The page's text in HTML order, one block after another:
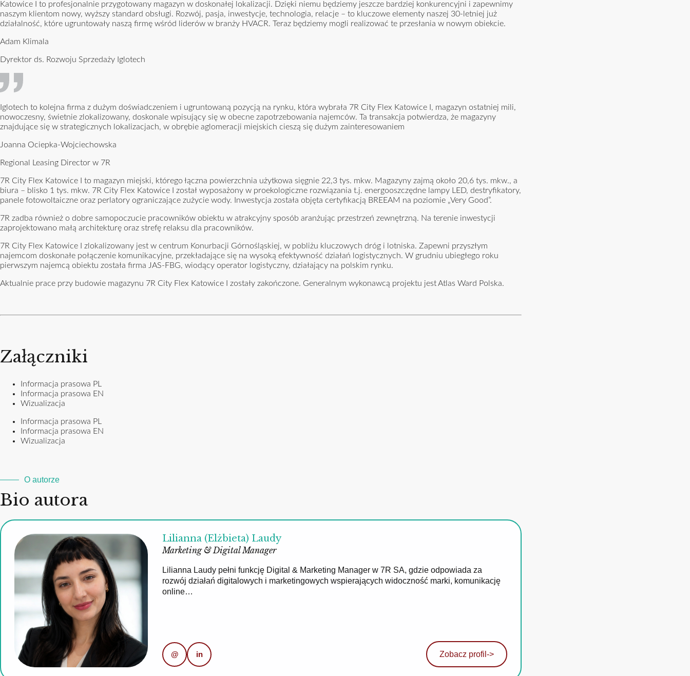
Katowice I to profesjonalnie przygotowany magazyn w doskonałej lokalizacji. Dzięki niemu będziemy jeszcze bardziej konkurencyjni i zapewnimy
naszym klientom nowy, wyższy standard obsługi. Rozwój, pasja, inwestycje, technologia, relacje – to kluczowe elementy naszej 30-letniej już
działalność, które ugruntowały naszą firmę wśród liderów w branży HVACR. Teraz będziemy mogli realizować te przesłania w nowym obiekcie.
Adam Klimala
Dyrektor ds. Rozwoju Sprzedaży Iglotech
Iglotech to kolejna firma z dużym doświadczeniem i ugruntowaną pozycją na rynku, która wybrała 7R City Flex Katowice I, magazyn ostatniej mili,
nowoczesny, świetnie zlokalizowany, doskonale wpisujący się w obecne zapotrzebowania najemców. Ta transakcja potwierdza, że magazyny
znajdujące się w strategicznych lokalizacjach, w obrębie aglomeracji miejskich cieszą się dużym zainteresowaniem
Joanna Ociepka-Wojciechowska
Regional Leasing Director w 7R
7R City Flex Katowice I to magazyn miejski, którego łączna powierzchnia użytkowa sięgnie 22,3 tys. mkw. Magazyny zajmą około 20,6 tys. mkw., a
biura – blisko 1 tys. mkw. 7R City Flex Katowice I został wyposażony w proekologiczne rozwiązania t.j. energooszczędne lampy LED, destryfikatory,
panele fotowoltaiczne oraz perlatory ograniczające zużycie wody. Inwestycja została objęta certyfikacją BREEAM na poziomie „Very Good”.
7R zadba również o dobre samopoczucie pracowników obiektu w atrakcyjny sposób aranżując przestrzeń zewnętrzną. Na terenie inwestycji
zaprojektowano małą architekturę oraz strefę relaksu dla pracowników.
7R City Flex Katowice I zlokalizowany jest w centrum Konurbacji Górnośląskiej, w pobliżu kluczowych dróg i lotniska. Zapewni przyszłym
najemcom doskonałe połączenie komunikacyjne, przekładające się na wysoką efektywność działań logistycznych. W grudniu ubiegłego roku
pierwszym najemcą obiektu została firma JAS-FBG, wiodący operator logistyczny, działający na polskim rynku.
Aktualnie prace przy budowie magazynu 7R City Flex Katowice I zostały zakończone. Generalnym wykonawcą projektu jest Atlas Ward Polska.
Załączniki
Informacja prasowa PL
Informacja prasowa EN
Wizualizacja
Informacja prasowa PL
Informacja prasowa EN
Wizualizacja
O autorze
Bio autora
Lilianna (Elżbieta) Laudy
Marketing & Digital Manager
Lilianna Laudy pełni funkcję Digital & Marketing Manager w 7R SA, gdzie odpowiada za
rozwój działań digitalowych i marketingowych wspierających widoczność marki, komunikację
online…
@ in Zobacz profil ->